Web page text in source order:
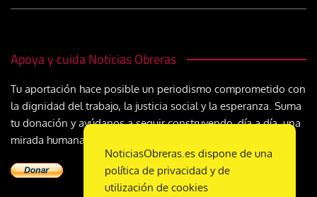
Apoya y cuida Noticias Obreras
Tu aportación hace posible un periodismo comprometido con
la dignidad del trabajo, la justicia social y la esperanza. Suma
tu donación y ayúdanos a seguir construyendo, día a día, una
mirada humana y cristiana sobre el mundo del trabajo
NoticiasObreras.es dispone de una
política de privacidad y de
utilización de cookies